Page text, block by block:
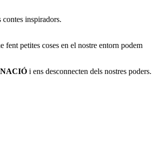
inspiradors.
fent petites coses en el nostre entorn podem
i ens desconnecten dels nostres poders.